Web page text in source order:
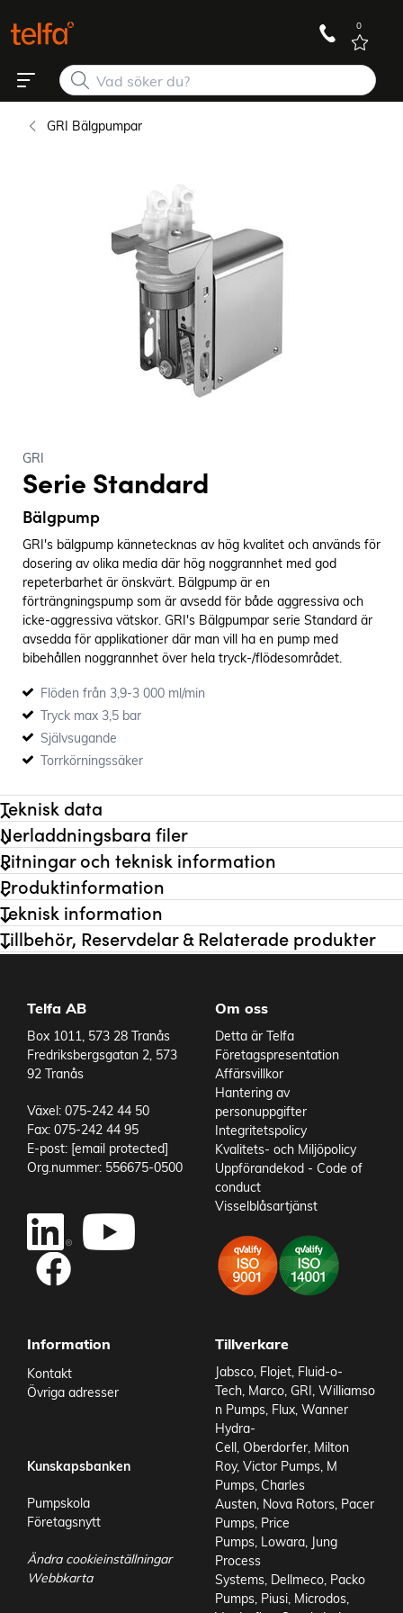
0
GRI Bälgpumpar
GRI
Serie Standard
Bälgpump
GRI's bälgpump kännetecknas av hög kvalitet och används för
dosering av olika media där hög noggrannhet med god
repeterbarhet är önskvärt. Bälgpump är en
förträngningspump som är avsedd för både aggressiva och
icke-aggressiva vätskor. GRI's Bälgpumpar serie Standard är
avsedda för applikationer där man vill ha en pump med
bibehållen noggrannhet över hela tryck-/flödesområdet.
hävert i de fall doseringsstället är lägre än pumpen.
Flöden från 3,9-3 000 ml/min
Tryck max 3,5 bar
Självsugande
Torrkörningssäker
Teknisk data
Nerladdningsbara filer
Ritningar och teknisk information
Produktinformation
Teknisk information
Tillbehör, Reservdelar & Relaterade produkter
Telfa AB
Box 1011, 573 28 Tranås
Fredriksbergsgatan 2, 573
92 Tranås
Växel: 075-242 44 50
Fax: 075-242 44 95
E-post: [email protected]
Org.nummer: 556675-0500
Om oss
Detta är Telfa
Företagspresentation
Affärsvillkor
Hantering av
personuppgifter
Integritetspolicy
Kvalitets- och Miljöpolicy
Uppförandekod - Code of
conduct
Visselblåsartjänst
Information
Kontakt
Övriga adresser
Kunskapsbanken
Pumpskola
Företagsnytt
Ändra cookieinställningar
Webbkarta
Tillverkare
Jabsco, Flojet, Fluid-o-
Tech, Marco, GRI, Williamso
n Pumps, Flux, Wanner
Hydra-
Cell, Oberdorfer, Milton
Roy, Victor Pumps, M
Pumps, Charles
Austen, Nova Rotors, Pacer
Pumps, Price
Pumps, Lowara, Jung
Process
Systems, Dellmeco, Packo
Pumps, Piusi, Microdos,